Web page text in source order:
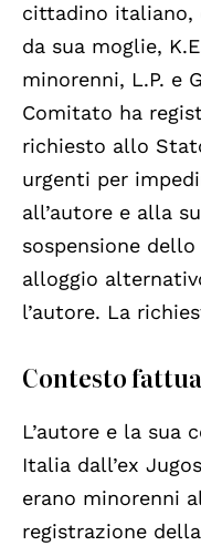
cittadino italiano,
da sua moglie,
minorenni, L.P. e
Comitato ha
richiesto allo
urgenti per
all’autore e alla
sospensione
alloggio
l’autore. La
Contesto
L’autore e la sua
Italia dall’ex
erano minorenni
registrazione